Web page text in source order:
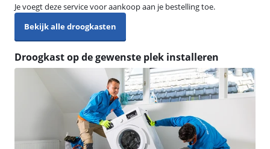
Je voegt deze service voor aankoop aan je bestelling toe.
Bekijk alle droogkasten
Droogkast op de gewenste plek installeren